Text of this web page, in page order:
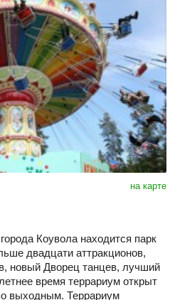
на карте
Коувола находится парк
двадцати аттракционов,
новый Дворец танцев, лучший
время террариум открыт
выходным. Террариум